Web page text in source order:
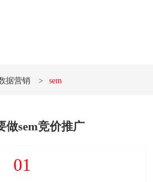
据营销 > sem
做sem竞价推广
01